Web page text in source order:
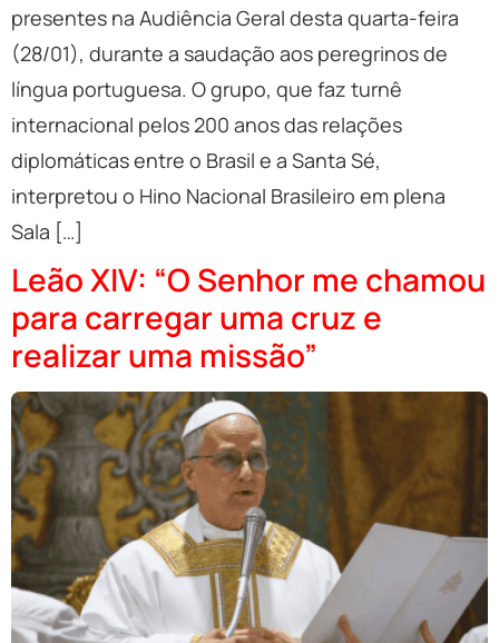
presentes na Audiência Geral desta quarta-feira
(28/01), durante a saudação aos peregrinos de
língua portuguesa. O grupo, que faz turnê
internacional pelos 200 anos das relações
diplomáticas entre o Brasil e a Santa Sé,
interpretou o Hino Nacional Brasileiro em plena
Sala […]
Leão XIV: “O Senhor me chamou
para carregar uma cruz e
realizar uma missão”